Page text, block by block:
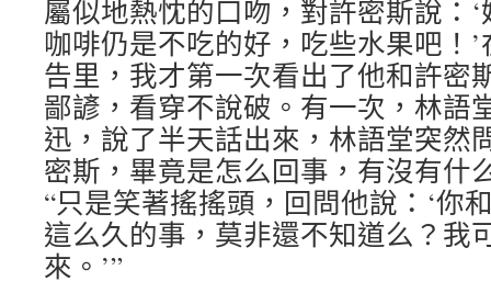
屬似地熱忱的口吻，對許密斯說：
咖啡仍是不吃的好，吃些水果吧！
告里，我才第一次看出了他和許密
鄙諺，看穿不說破。有一次，林語
迅，說了半天話出來，林語堂突然
密斯，畢竟是怎么回事，有沒有什
“只是笑著搖搖頭，回問他說：‘你
這么久的事，莫非還不知道么？我
來。’”